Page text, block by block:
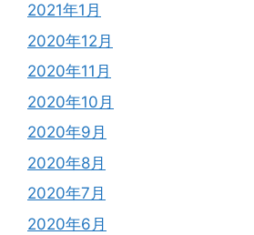
2021年1月
2020年12月
2020年11月
2020年10月
2020年9月
2020年8月
2020年7月
2020年6月